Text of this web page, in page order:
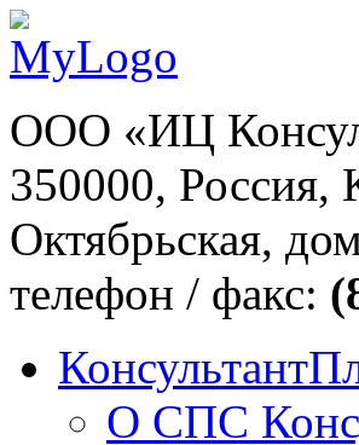
ООО «ИЦ
350000, Россия,
Октябрьская,
телефон / факс:
О СПС